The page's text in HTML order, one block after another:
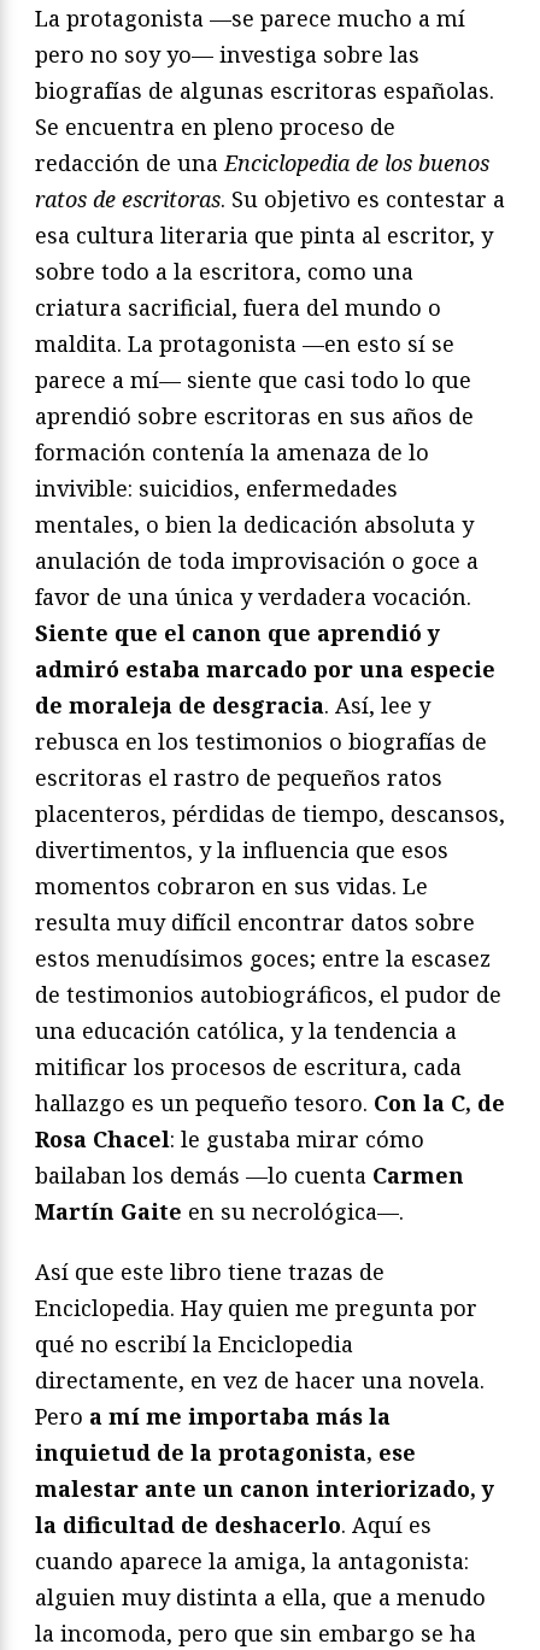
La protagonista —se parece mucho a mí
pero no soy yo— investiga sobre las
biografías de algunas escritoras españolas.
Se encuentra en pleno proceso de
redacción de unaEnciclopedia de los buenos
ratos de escritoras. Su objetivo es contestar a
esa cultura literaria que pinta al escritor, y
sobre todo a la escritora, como una
criatura sacrificial, fuera del mundo o
maldita. La protagonista —en esto sí se
parece a mí— siente que casi todo lo que
aprendió sobre escritoras en sus años de
formación contenía la amenaza de lo
invivible: suicidios, enfermedades
mentales, o bien la dedicación absoluta y
anulación de toda improvisación o goce a
favor de una única y verdadera vocación.
Siente que el canon que aprendió y
admiró estaba marcado por una especie
de moraleja de desgracia. Así, lee y
rebusca en los testimonios o biografías de
escritoras el rastro de pequeños ratos
placenteros, pérdidas de tiempo, descansos,
divertimentos, y la influencia que esos
momentos cobraron en sus vidas. Le
resulta muy difícil encontrar datos sobre
estos menudísimos goces; entre la escasez
de testimonios autobiográficos, el pudor de
una educación católica, y la tendencia a
mitificar los procesos de escritura, cada
hallazgo es un pequeño tesoro. Con la C, de
Rosa Chacel: le gustaba mirar cómo
bailaban los demás —lo cuenta Carmen
Martín Gaite en su necrológica—.
Así que este libro tiene trazas de
Enciclopedia. Hay quien me pregunta por
qué no escribí la Enciclopedia
directamente, en vez de hacer una novela.
Pero a mí me importaba más la
inquietud de la protagonista, ese
malestar ante un canon interiorizado, y
la dificultad de deshacerlo. Aquí es
cuando aparece la amiga, la antagonista:
alguien muy distinta a ella, que a menudo
la incomoda, pero que sin embargo se ha